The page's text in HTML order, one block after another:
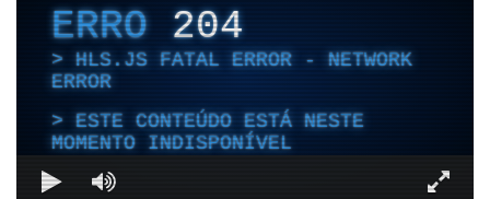
ERRO204
HLS.JS FATAL ERROR - NETWORK
ERROR
ESTE CONTEÚDO ESTÁ NESTE
MOMENTO INDISPONÍVEL